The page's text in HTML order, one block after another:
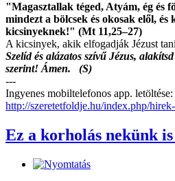
"Magasztallak téged, Atyám, ég és
mindezt a bölcsek és okosak elől,
kicsinyeknek!" (Mt 11,25–27)
A kicsinyek, akik elfogadják Jézust
Szelíd és alázatos szívű Jézus,
szerint! Ámen. (S)
---
Ingyenes mobiltelefonos app. letöltése:
http://szeretetfoldje.hu/index.php/
Ez a korholás nekünk is